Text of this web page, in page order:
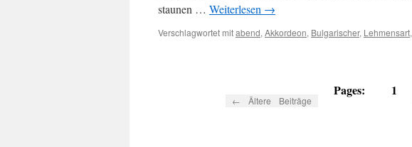
staunen … Weiterlesen →
Verschlagwortet mitabend, Akkordeon, Bulgarischer, Lehmensart,
Pages: 1
← Ältere Beiträge